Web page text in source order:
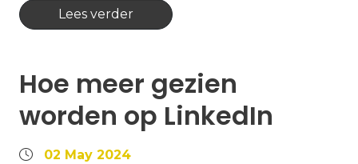
Lees verder
Hoe meer gezien
worden op LinkedIn
02 May 2024